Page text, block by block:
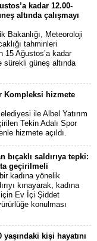
kadar 12.00-
altında çalışmayı
Bakanlığı, Meteoroloji
tahminleri
15 Ağustos’a kadar
sürekli güneş altında
Kompleksi hizmete
ile Albel Yatırım
Tekin Adalı Spor
hizmete açıldı.
saldırıya tepki:
geçirilmeli
kadına yönelik
kınayarak, kadına
Ev İçi Şiddet
konulması
kişi hayatını